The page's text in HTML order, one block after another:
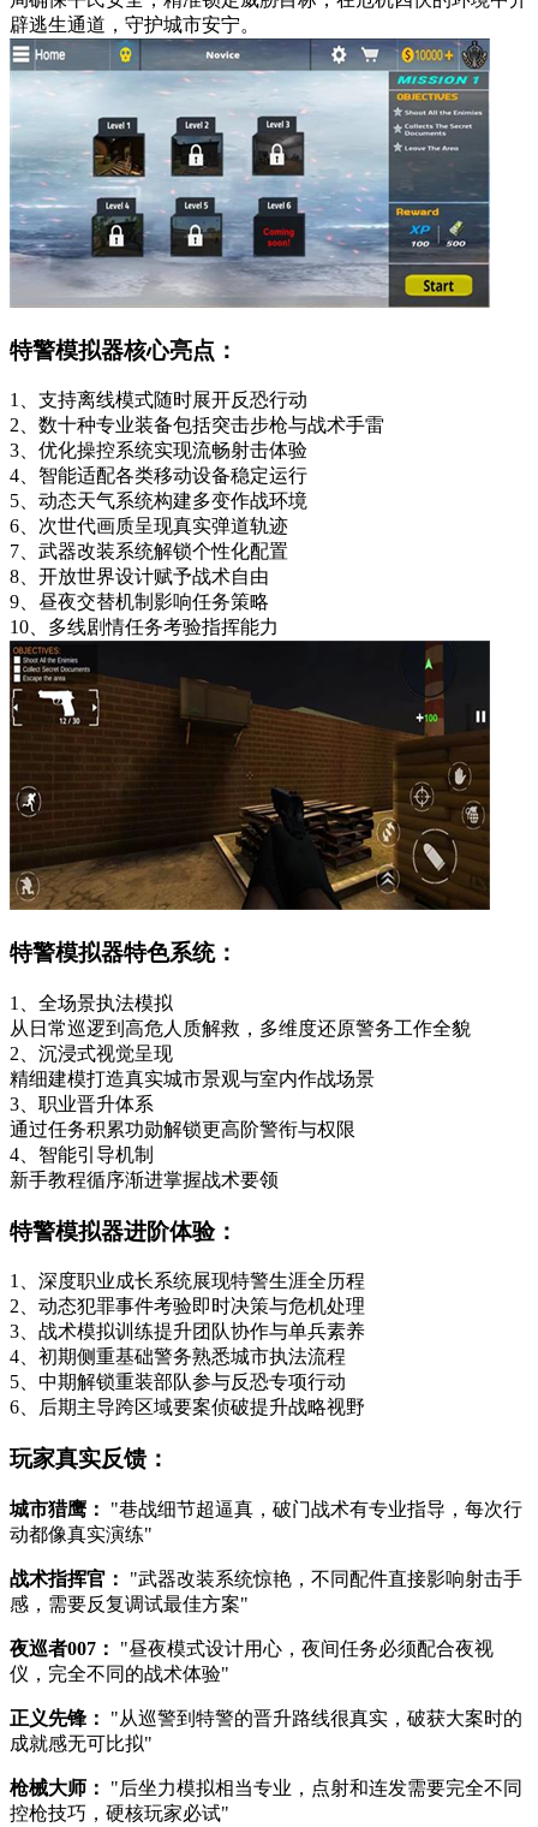
辟逃生通道，守护城市安宁。
特警模拟器核心亮点：
1、支持离线模式随时展开反恐行动
2、数十种专业装备包括突击步枪与战术手雷
3、优化操控系统实现流畅射击体验
4、智能适配各类移动设备稳定运行
5、动态天气系统构建多变作战环境
6、次世代画质呈现真实弹道轨迹
7、武器改装系统解锁个性化配置
8、开放世界设计赋予战术自由
9、昼夜交替机制影响任务策略
10、多线剧情任务考验指挥能力
特警模拟器特色系统：
1、全场景执法模拟
从日常巡逻到高危人质解救，多维度还原警务工作全貌
2、沉浸式视觉呈现
精细建模打造真实城市景观与室内作战场景
3、职业晋升体系
通过任务积累功勋解锁更高阶警衔与权限
4、智能引导机制
新手教程循序渐进掌握战术要领
特警模拟器进阶体验：
1、深度职业成长系统展现特警生涯全历程
2、动态犯罪事件考验即时决策与危机处理
3、战术模拟训练提升团队协作与单兵素养
4、初期侧重基础警务熟悉城市执法流程
5、中期解锁重装部队参与反恐专项行动
6、后期主导跨区域要案侦破提升战略视野
玩家真实反馈：
城市猎鹰：
"巷战细节超逼真，破门战术有专业指导，每次行
动都像真实演练"
战术指挥官：
"武器改装系统惊艳，不同配件直接影响射击手
感，需要反复调试最佳方案"
夜巡者007：
"昼夜模式设计用心，夜间任务必须配合夜视
仪，完全不同的战术体验"
正义先锋：
"从巡警到特警的晋升路线很真实，破获大案时的
成就感无可比拟"
枪械大师：
"后坐力模拟相当专业，点射和连发需要完全不同
控枪技巧，硬核玩家必试"